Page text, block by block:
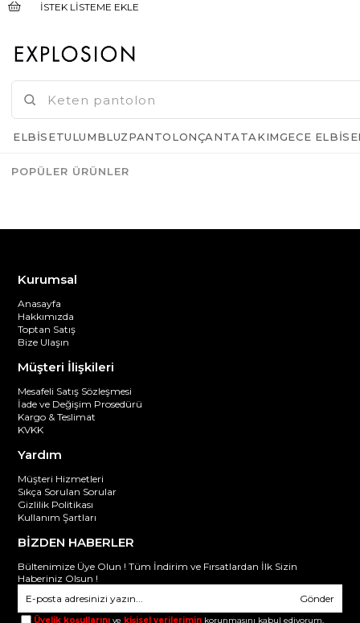
İSTEK LISTEME EKLE
Kurumsal
Anasayfa
Hakkımızda
Toptan Satış
Bize Ulaşın
Müşteri İlişkileri
Mesafeli Satış Sözleşmesi
İade ve Değişim Prosedürü
Kargo & Teslimat
KVKK
Yardım
Müşteri Hizmetleri
Sıkça Sorulan Sorular
Gizlilik Politikası
Kullanım Şartları
BİZDEN HABERLER
Bültenimize Üye Olun ! Tüm İndirim ve Fırsatlardan İlk Sizin
Haberiniz Olsun !
Gönder
Üyelik koşullarını ve kişisel verilerimin korunmasını kabul ediyorum.
ELBISETULUMBLUZPANTOLONÇANTATAKIMGECE
POPÜLER ÜRÜNLER